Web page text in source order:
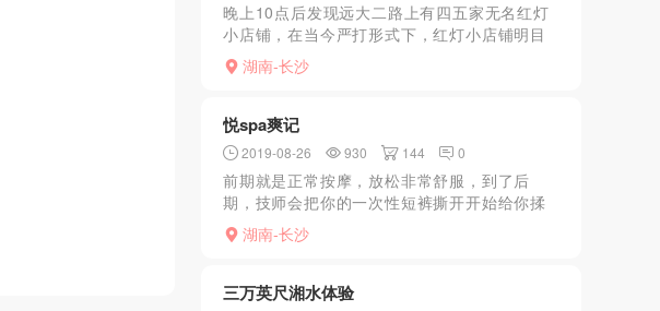
晚上10点后发现远大二路上有四五家无名红灯
小店铺，在当今严打形式下，红灯小店铺明目
张胆经营性服务业，本狼咨询了一下鸡婆有做
点服务，同时可以提供波打飞机??等活动，妹
湖南-长沙
悦spa爽记
2019-08-26 930 144 0
前期就是正常按摩，放松非常舒服，到了后
期，技师会把你的一次性短裤撕开开始给你揉
蛋蛋，dl（是用手指，不过非常舒服），按了
一会之后开始全身manyou，最后在给你揉蛋
湖南-长沙
三万英尺湘水体验